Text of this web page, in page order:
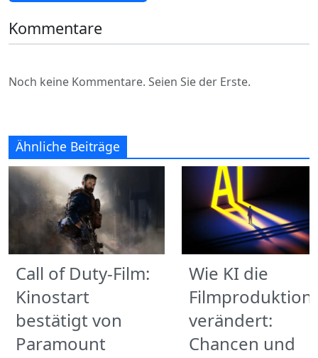
Kommentare
Noch keine Kommentare. Seien Sie der Erste.
Ähnliche Beiträge
Call of Duty-Film:
Kinostart
bestätigt von
Paramount
Wie KI die
Filmproduktion
verändert:
Chancen und